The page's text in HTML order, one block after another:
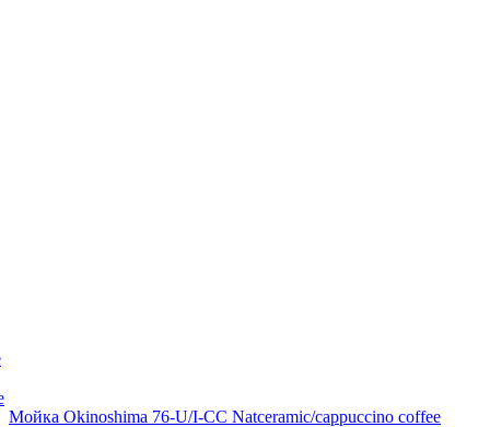
Мойка Okinoshima 76-U/I-CС Natceramic/cappuccino coffee